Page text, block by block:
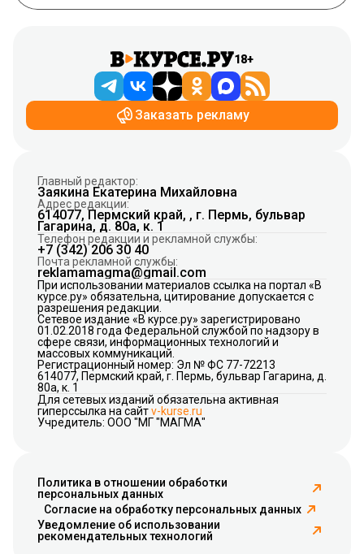
18+
Заказать рекламу
Главный редактор:
Заякина Екатерина Михайловна
Адрес редакции:
614077, Пермский край, , г. Пермь, бульвар
Гагарина, д. 80а, к. 1
Телефон редакции и рекламной службы:
+7 (342) 206 30 40
Почта рекламной службы:
reklamamagma@gmail.com
При использовании материалов ссылка на портал «В
курсе.ру» обязательна, цитирование допускается с
разрешения редакции.
Сетевое издание «В курсе.ру» зарегистрировано
01.02.2018 года Федеральной службой по надзору в
сфере связи, информационных технологий и
массовых коммуникаций.
Регистрационный номер: Эл № ФС 77-72213
614077, Пермский край, г. Пермь, бульвар Гагарина, д.
80а, к. 1
Для сетевых изданий обязательна активная
гиперссылка на сайтv-kurse.ru
Учредитель: ООО "МГ "МАГМА"
Политика в отношении обработки
персональных данных
Согласие на обработку персональных данных
Уведомление об использовании
рекомендательных технологий